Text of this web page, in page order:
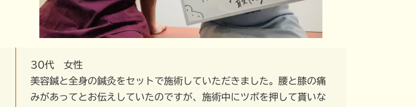
30代 女性
美容鍼と全身の鍼灸をセットで施術していただきました。腰と膝の痛
みがあってとお伝えしていたのですが、施術中にツボを押して貰いな